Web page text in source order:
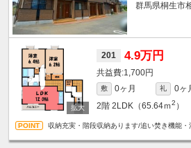
群馬県桐生市
201 4.9万円
1,700円
敷 0ヶ月 礼
0ヶ
2階 2LDK（65.64ｍ2 ）
収納充実・階段収納あります/追い焚き機能